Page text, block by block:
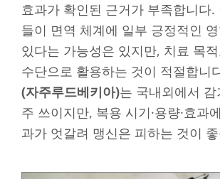
효과가 확인된 근거가 부족합니다.
들이 면역 체계에 일부 긍정적인
있다는 가능성은 있지만, 치료 목
수단으로 활용하는 것이 적절합니
(자주루드베키아)는 국내외에서
주 쓰이지만, 복용 시기·용량·효과
과가 엇갈려 맹신은 피하는 것이